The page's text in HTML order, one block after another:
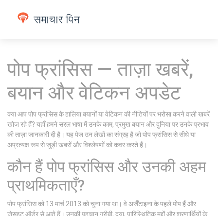
पोप फ्रांसिस — ताज़ा खबरें,
बयान और वेटिकन अपडेट
क्या आप पोप फ्रांसिस के हालिया बयानों या वेटिकन की नीतियों पर भरोसा करने वाली खबरें
खोज रहे हैं? यहाँ हमने सरल भाषा में उनके काम, प्रमुख बयान और दुनिया पर उनके प्रभाव
की ताज़ा जानकारी दी है। यह पेज उन लेखों का संग्रह है जो पोप फ्रांसिस से सीधे या
अप्रत्यक्ष रूप से जुड़ी खबरों और विश्लेषणों को कवर करते हैं।
कौन हैं पोप फ्रांसिस और उनकी अहम
प्राथमिकताएँ?
पोप फ्रांसिस को 13 मार्च 2013 को चुना गया था। वे अर्जैंटाइना के पहले पोप हैं और